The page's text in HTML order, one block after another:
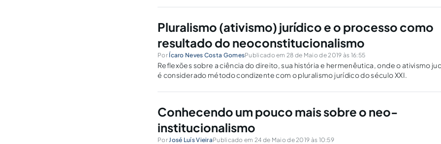
Pluralismo (ativismo) jurídico e o processo como
resultado do neoconstitucionalismo
Por Ícaro Neves Costa GomesPublicado em 28 de Maio de 2019 às 16:55
Reflexões sobre a ciência do direito, sua história e hermenêutica, onde o ativismo
é considerado método condizente com o pluralismo jurídico do século XXI.
Conhecendo um pouco mais sobre o neo-
institucionalismo
PorJosé Luís VieiraPublicado em 24 de Maio de 2019 às 10:59